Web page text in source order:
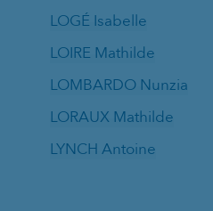
LOGÉ Isabelle
LOIRE Mathilde
LOMBARDO Nunzia
LORAUX Mathilde
LYNCH Antoine